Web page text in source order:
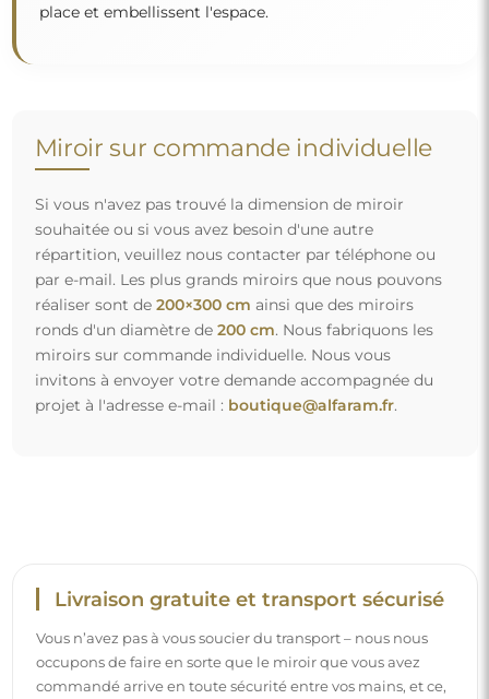
place et embellissent l'espace.
Miroir sur commande individuelle
Si vous n'avez pas trouvé la dimension de miroir
souhaitée ou si vous avez besoin d'une autre
répartition, veuillez nous contacter par téléphone ou
par e-mail. Les plus grands miroirs que nous pouvons
réaliser sont de 200×300 cm ainsi que des miroirs
ronds d'un diamètre de 200 cm. Nous fabriquons les
miroirs sur commande individuelle. Nous vous
invitons à envoyer votre demande accompagnée du
projet à l'adresse e-mail : boutique@alfaram.fr.
Livraison gratuite et transport sécurisé
Vous n’avez pas à vous soucier du transport – nous nous
occupons de faire en sorte que le miroir que vous avez
commandé arrive en toute sécurité entre vos mains, et ce,